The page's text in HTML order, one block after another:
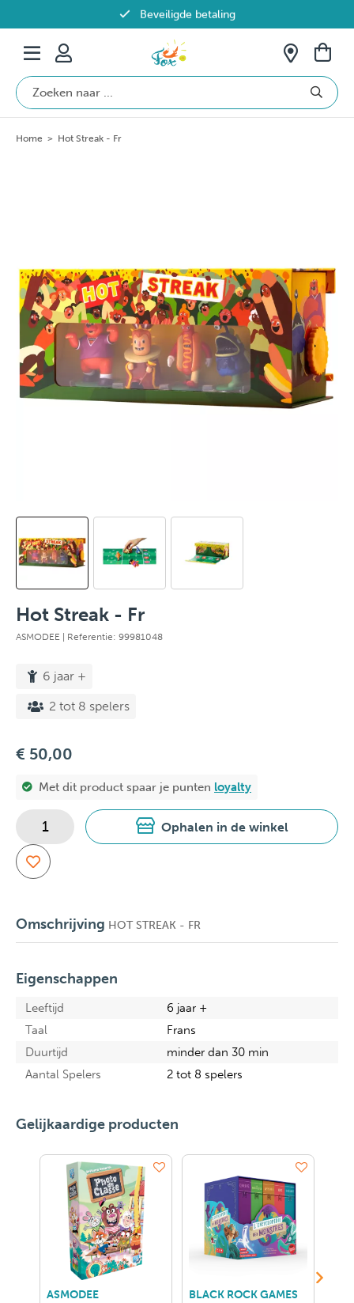
Beveiligde betaling
Gratis verzending vanaf €69 in België
Home > Hot Streak - Fr
Hot Streak - Fr
ASMODEE | Referentie: 99981048
6 jaar +
2 tot 8 spelers
€ 50,00
Met dit product spaar je punten loyalty
Ophalen in de winkel
Omschrijving HOT STREAK - FR
Eigenschappen
Leeftijd
6 jaar +
Taal
Frans
Duurtijd
minder dan 30 min
Aantal Spelers
2 tot 8 spelers
Gelijkaardige producten
ASMODEE
BLACK ROCK GAMES